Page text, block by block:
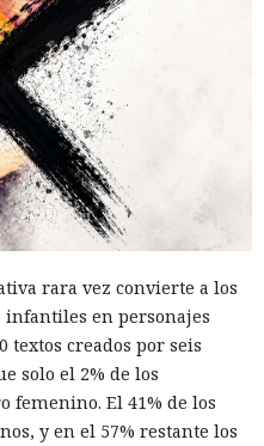
rara vez convierte a los
en personajes
textos creados por seis
solo el 2% de los
femenino. El 41% de los
y en el 57% restante los